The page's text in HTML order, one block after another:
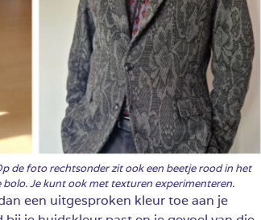
de foto rechtsonder zit ook een beetje rood in het
Je kunt ook met texturen experimenteren.
een uitgesproken kleur toe aan je